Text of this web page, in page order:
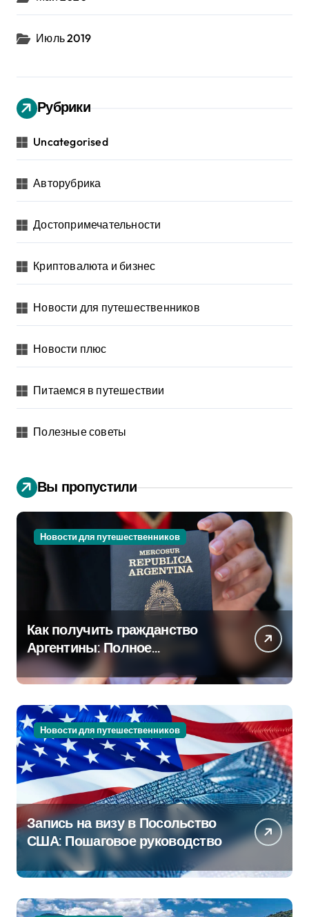
Июль 2019
Рубрики
Uncategorised
Авторубрика
Достопримечательности
Криптовалюта и бизнес
Новости для путешественников
Новости плюс
Питаемся в путешествии
Полезные советы
Вы пропустили
Новости для путешественников
Как получить гражданство
Аргентины: Полное
руководство
Новости для путешественников
Запись на визу в Посольство
США: Пошаговое руководство